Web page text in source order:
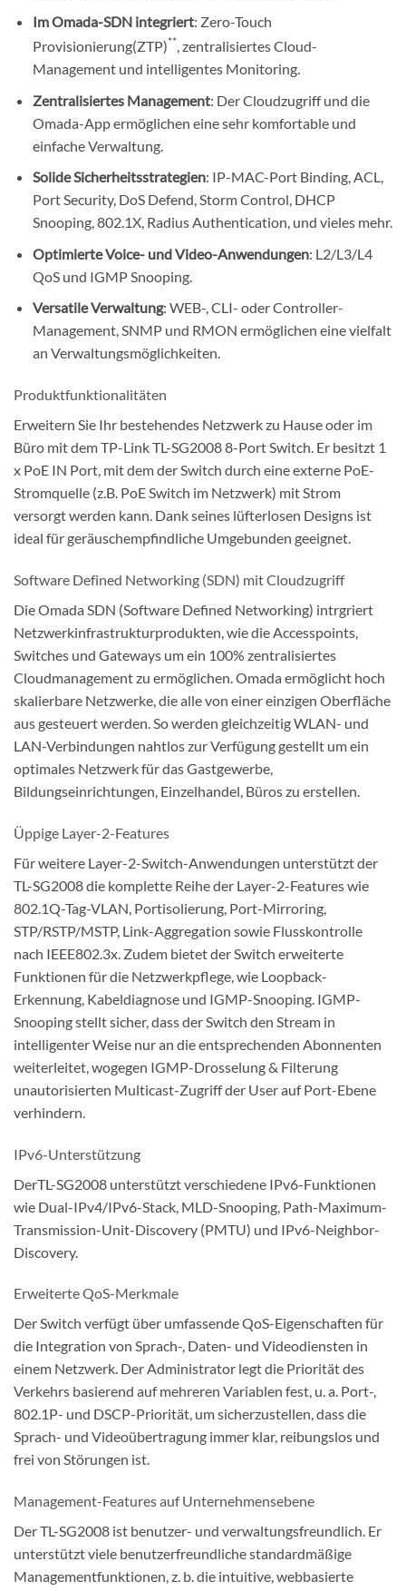
Im Omada-SDN integriert: Zero-Touch
Provisionierung(ZTP)**, zentralisiertes Cloud-
Management und intelligentes Monitoring.
Zentralisiertes Management: Der Cloudzugriff und die
Omada-App ermöglichen eine sehr komfortable und
einfache Verwaltung.
Solide Sicherheitsstrategien: IP-MAC-Port Binding, ACL,
Port Security, DoS Defend, Storm Control, DHCP
Snooping, 802.1X, Radius Authentication, und vieles mehr.
Optimierte Voice- und Video-Anwendungen: L2/L3/L4
QoS und IGMP Snooping.
Versatile Verwaltung: WEB-, CLI- oder Controller-
Management, SNMP und RMON ermöglichen eine vielfalt
an Verwaltungsmöglichkeiten.
Produktfunktionalitäten
Erweitern Sie Ihr bestehendes Netzwerk zu Hause oder im
Büro mit dem TP-Link TL-SG2008 8-Port Switch. Er besitzt 1
x PoE IN Port, mit dem der Switch durch eine externe PoE-
Stromquelle (z.B. PoE Switch im Netzwerk) mit Strom
versorgt werden kann. Dank seines lüfterlosen Designs ist
ideal für geräuschempfindliche Umgebunden geeignet.
Software Defined Networking (SDN) mit Cloudzugriff
Die Omada SDN (Software Defined Networking) intrgriert
Netzwerkinfrastrukturprodukten, wie die Accesspoints,
Switches und Gateways um ein 100% zentralisiertes
Cloudmanagement zu ermöglichen. Omada ermöglicht hoch
skalierbare Netzwerke, die alle von einer einzigen Oberfläche
aus gesteuert werden. So werden gleichzeitig WLAN- und
LAN-Verbindungen nahtlos zur Verfügung gestellt um ein
optimales Netzwerk für das Gastgewerbe,
Bildungseinrichtungen, Einzelhandel, Büros zu erstellen.
Üppige Layer-2-Features
Für weitere Layer-2-Switch-Anwendungen unterstützt der
TL-SG2008 die komplette Reihe der Layer-2-Features wie
802.1Q-Tag-VLAN, Portisolierung, Port-Mirroring,
STP/RSTP/MSTP, Link-Aggregation sowie Flusskontrolle
nach IEEE802.3x. Zudem bietet der Switch erweiterte
Funktionen für die Netzwerkpflege, wie Loopback-
Erkennung, Kabeldiagnose und IGMP-Snooping. IGMP-
Snooping stellt sicher, dass der Switch den Stream in
intelligenter Weise nur an die entsprechenden Abonnenten
weiterleitet, wogegen IGMP-Drosselung & Filterung
unautorisierten Multicast-Zugriff der User auf Port-Ebene
verhindern.
IPv6-Unterstützung
DerTL-SG2008 unterstützt verschiedene IPv6-Funktionen
wie Dual-IPv4/IPv6-Stack, MLD-Snooping, Path-Maximum-
Transmission-Unit-Discovery (PMTU) und IPv6-Neighbor-
Discovery.
Erweiterte QoS-Merkmale
Der Switch verfügt über umfassende QoS-Eigenschaften für
die Integration von Sprach-, Daten- und Videodiensten in
einem Netzwerk. Der Administrator legt die Priorität des
Verkehrs basierend auf mehreren Variablen fest, u. a. Port-,
802.1P- und DSCP-Priorität, um sicherzustellen, dass die
Sprach- und Videoübertragung immer klar, reibungslos und
frei von Störungen ist.
Management-Features auf Unternehmensebene
Der TL-SG2008 ist benutzer- und verwaltungsfreundlich. Er
unterstützt viele benutzerfreundliche standardmäßige
Managementfunktionen, z. b. die intuitive, webbasierte